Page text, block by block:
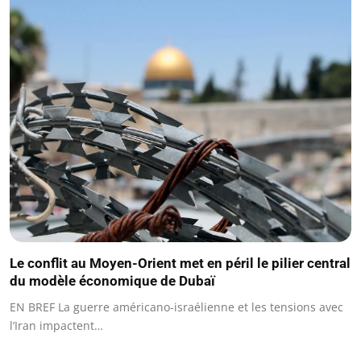
Le conflit au Moyen-Orient met en péril le pilier central
du modèle économique de Dubaï
EN BREF La guerre américano-israélienne et les tensions avec
l’Iran impactent…